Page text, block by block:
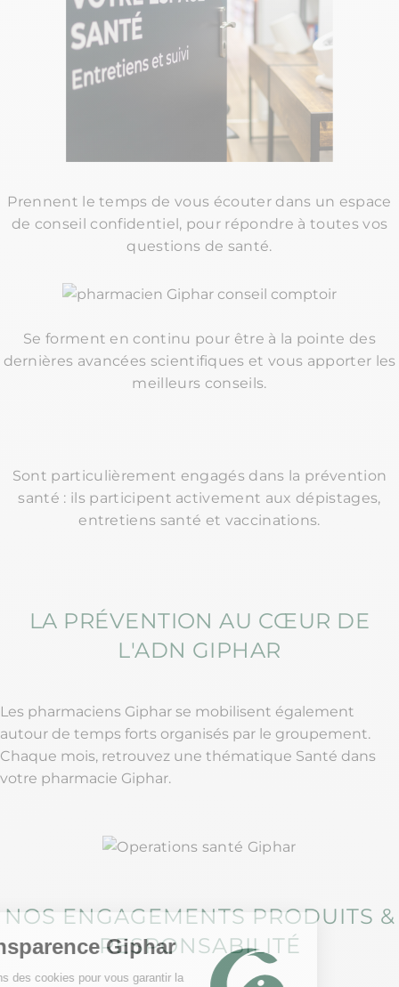
Prennent le temps de vous écouter dans un espace
de conseil confidentiel, pour répondre à toutes vos
questions de santé.​
Se forment en continu pour être à la pointe des
dernières avancées scientifiques et vous apporter les
meilleurs conseils.​
Sont particulièrement engagés dans la prévention
santé : ils participent activement aux dépistages,
entretiens santé et vaccinations.
LA PRÉVENTION AU CŒUR DE
L'ADN GIPHAR
Les pharmaciens Giphar se mobilisent également
autour de temps forts organisés par le groupement.
Chaque mois, retrouvez une thématique Santé dans
votre pharmacie Giphar.
NOS ENGAGEMENTS PRODUITS &
RESPONSABILITÉ